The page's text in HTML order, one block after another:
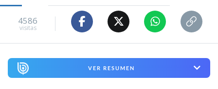
4586
visitas
VER RESUMEN